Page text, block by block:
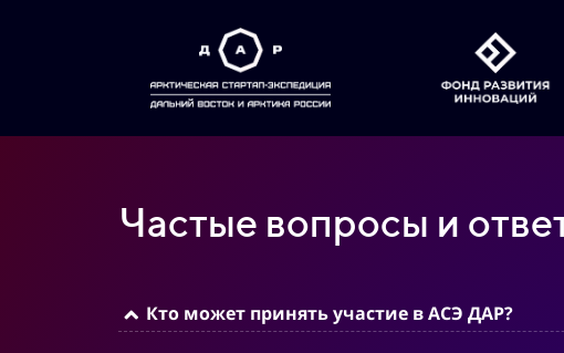
Частые вопросы и
Кто может принять участие в АСЭ ДАР?